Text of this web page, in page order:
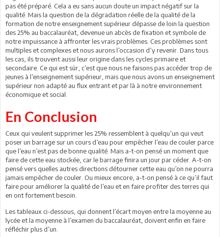
pas été préparé. Cela a eu sans aucun doute un impact négatif sur la
qualité. Mais la question de la dégradation réelle de la qualité de la
formation de notre enseignement supérieur dépasse de loin la question
des 25% au baccalauréat, devenue un abcès de fixation et symbole de
notre impuissance à affronter les vrais problèmes. Ces problèmes sont
multiples et complexes et nous aurons l’occasion d’y revenir. Dans tous
les cas, ils trouvent aussi leur origine dans les cycles primaire et
secondaire. Ce qui est sûr, c’est que nous ne faisons pas accéder trop de
jeunes à l’enseignement supérieur, mais que nous avons un enseignement
supérieur non adapté au flux entrant et par là à notre environnement
économique et social.
En Conclusion
Ceux qui veulent supprimer les 25% ressemblent à quelqu’un qui veut
poser un barrage sur un cours d’eau pour empêcher l’eau de couler parce
que l’eau n’est pas de bonne qualité. Mais a-t-on pensé un moment que
faire de cette eau stockée, car le barrage finira un jour par céder. A-t-on
pensé vers quelles autres directions détourner cette eau qu’on ne pourra
jamais empêcher de couler. Ou mieux encore, a-t-on pensé à ce qu’il faut
faire pour améliorer la qualité de l’eau et en faire profiter des terres qui
en ont fortement besoin.
Les tableaux ci-dessous, qui donnent l’écart moyen entre la moyenne au
lycée et la moyenne à l’examen du baccalauréat, doivent enfin en faire
réfléchir plus d’un.